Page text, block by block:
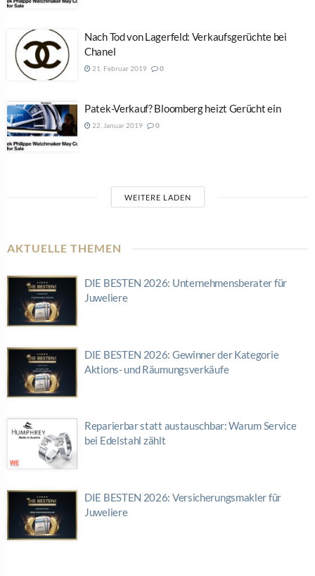
Nach Tod von Lagerfeld: Verkaufsgerüchte bei
Chanel
21. Februar 2019 0
Patek-Verkauf? Bloomberg heizt Gerücht ein
22. Januar 2019 0
WEITERE LADEN
AKTUELLE THEMEN
DIE BESTEN 2026: Unternehmensberater für
Juweliere
DIE BESTEN 2026: Gewinner der Kategorie
Aktions- und Räumungsverkäufe
Reparierbar statt austauschbar: Warum Service
bei Edelstahl zählt
DIE BESTEN 2026: Versicherungsmakler für
Juweliere